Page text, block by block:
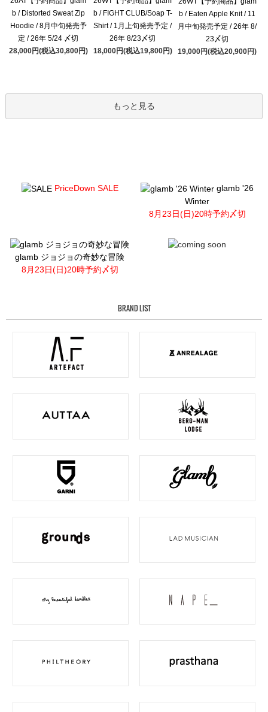
b / Distorted Sweat Zip
Hoodie / 8月中旬発売予
定 / 26年 5/24 〆切
28,000円(税込30,800円)
b / FIGHT CLUB/Soap T-
Shirt / 1月上旬発売予定 /
26年 8/23〆切
18,000円(税込19,800円)
b / Eaten Apple Knit / 11
月中旬発売予定 / 26年 8/
23〆切
19,000円(税込20,900円)
もっと見る
PriceDown SALE
glamb '26
Winter
8月23日(日)20時予約〆切
glamb ジョジョの奇妙な冒険
8月23日(日)20時予約〆切
BRAND LIST